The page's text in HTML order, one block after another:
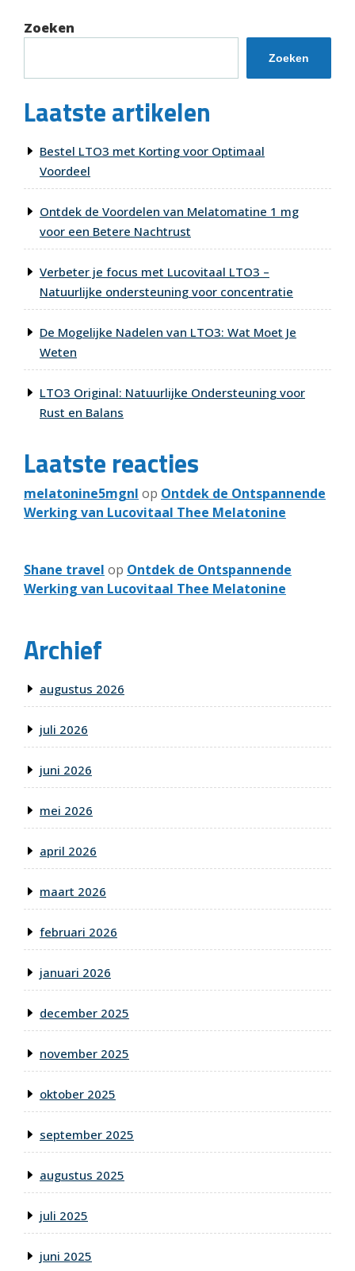
Zoeken
Zoeken
Laatste artikelen
Bestel LTO3 met Korting voor Optimaal
Voordeel
Ontdek de Voordelen van Melatomatine 1 mg
voor een Betere Nachtrust
Verbeter je focus met Lucovitaal LTO3 –
Natuurlijke ondersteuning voor concentratie
De Mogelijke Nadelen van LTO3: Wat Moet Je
Weten
LTO3 Original: Natuurlijke Ondersteuning voor
Rust en Balans
Laatste reacties
melatonine5mgnl op Ontdek de Ontspannende
Werking van Lucovitaal Thee Melatonine
Shane travel op Ontdek de Ontspannende
Werking van Lucovitaal Thee Melatonine
Archief
augustus 2026
juli 2026
juni 2026
mei 2026
april 2026
maart 2026
februari 2026
januari 2026
december 2025
november 2025
oktober 2025
september 2025
augustus 2025
juli 2025
juni 2025